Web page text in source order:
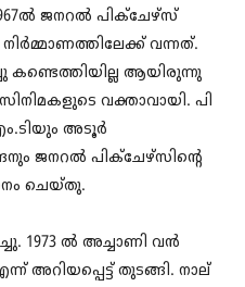
ജനറൽ പിക്ചേഴ്സ്
വന്നത്.
കണ്ടെത്തിയില്ല ആയിരുന്നു
വക്താവായി. പി
അടൂർ
ജനറൽ പിക്ചേഴ്സിന്റെ
ചെയ്‌തു.
1973 ൽ അച്ചാണി വൻ
അറിയപ്പെട്ട് തുടങ്ങി. നാല്